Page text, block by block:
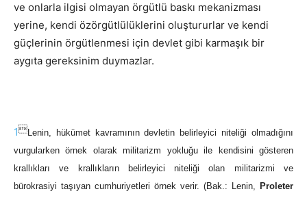
ve onlarla ilgisi olmayan örgütlü baskı mekanizması
yerine, kendi özörgütlülüklerini oluştururlar ve kendi
güçlerinin örgütlenmesi için devlet gibi karmaşık bir
aygıta gereksinim duymazlar.
1Lenin, hükümet kavramının devletin belirleyici niteliği olmadığını
vurgularken örnek olarak militarizm yokluğu ile kendisini gösteren
krallıkları ve krallıkların belirleyici niteliği olan militarizmi ve
bürokrasiyi taşıyan cumhuriyetleri örnek verir. (Bak.: Lenin, Proleter